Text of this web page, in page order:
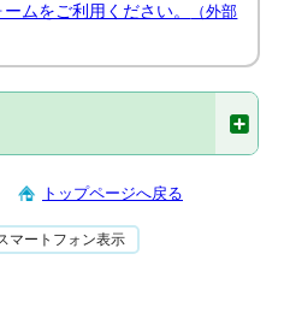
ムをご利用ください。
（外部
トップページへ戻る
マートフォン表示